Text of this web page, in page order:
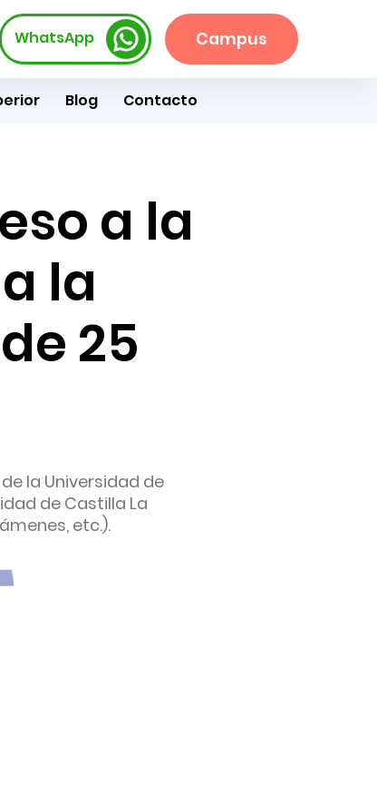
WhatsApp Campus
Blog Contacto
a la
la
25
la Universidad de
de Castilla La
etc.).